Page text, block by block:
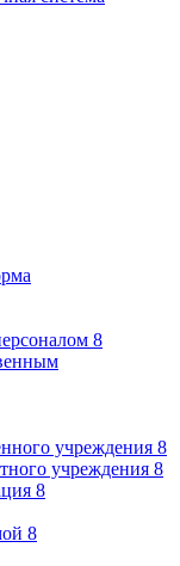
8
учреждения 8
учреждения 8
8
8